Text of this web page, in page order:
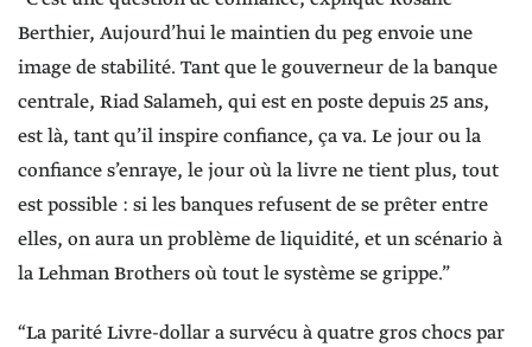
Berthier, Aujourd’hui le maintien du peg envoie une
image de stabilité. Tant que le gouverneur de la banque
centrale, Riad Salameh, qui est en poste depuis 25 ans,
est là, tant qu’il inspire confiance, ça va. Le jour ou la
confiance s’enraye, le jour où la livre ne tient plus, tout
est possible : si les banques refusent de se prêter entre
elles, on aura un problème de liquidité, et un scénario à
la Lehman Brothers où tout le système se grippe.”
“La parité Livre-dollar a survécu à quatre gros chocs par